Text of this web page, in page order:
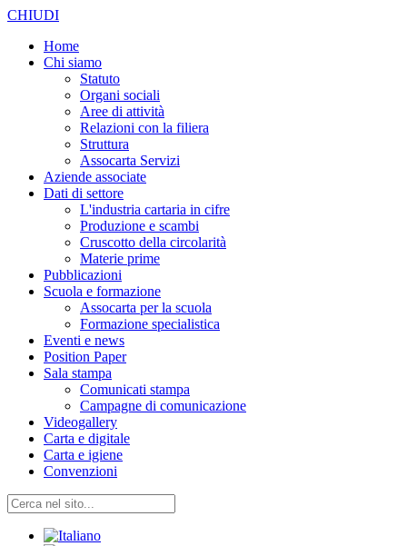
CHIUDI
Home
Chi siamo
Statuto
Organi sociali
Aree di attività
Relazioni con la filiera
Struttura
Assocarta Servizi
Aziende associate
Dati di settore
L'industria cartaria in cifre
Produzione e scambi
Cruscotto della circolarità
Materie prime
Pubblicazioni
Scuola e formazione
Assocarta per la scuola
Formazione specialistica
Eventi e news
Position Paper
Sala stampa
Comunicati stampa
Campagne di comunicazione
Videogallery
Carta e digitale
Carta e igiene
Convenzioni